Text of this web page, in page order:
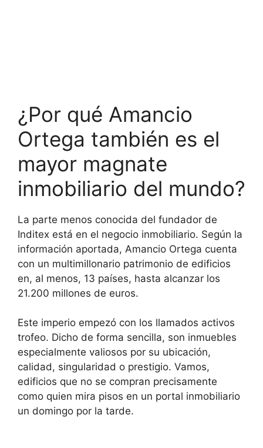
¿Por qué Amancio
Ortega también es el
mayor magnate
inmobiliario del mundo?
La parte menos conocida del fundador de
Inditex está en el negocio inmobiliario. Según la
información aportada, Amancio Ortega cuenta
con un multimillonario patrimonio de edificios
en, al menos, 13 países, hasta alcanzar los
21.200 millones de euros.
Este imperio empezó con los llamados activos
trofeo. Dicho de forma sencilla, son inmuebles
especialmente valiosos por su ubicación,
calidad, singularidad o prestigio. Vamos,
edificios que no se compran precisamente
como quien mira pisos en un portal inmobiliario
un domingo por la tarde.